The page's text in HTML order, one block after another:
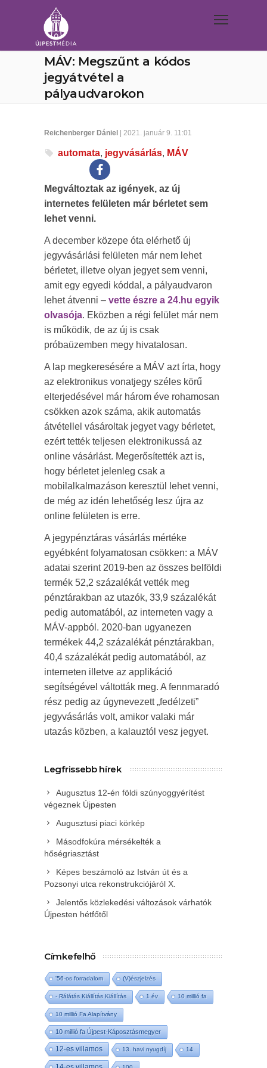
MÁV: Megszűnt a kódos
jegyátvétel a
pályaudvarokon
Reichenberger Dániel | 2021. január 9. 11:01
automata, jegyvásárlás, MÁV
Megváltoztak az igények, az új
internetes felületen már bérletet sem
lehet venni.
A december közepe óta elérhető új
jegyvásárlási felületen már nem lehet
bérletet, illetve olyan jegyet sem venni,
amit egy egyedi kóddal, a pályaudvaron
lehet átvenni – vette észre a 24.hu egyik
olvasója. Eközben a régi felület már nem
is működik, de az új is csak
próbaüzemben megy hivatalosan.
A lap megkeresésére a MÁV azt írta, hogy
az elektronikus vonatjegy széles körű
elterjedésével már három éve rohamosan
csökken azok száma, akik automatás
átvétellel vásároltak jegyet vagy bérletet,
ezért tették teljesen elektronikussá az
online vásárlást. Megerősítették azt is,
hogy bérletet jelenleg csak a
mobilalkalmazáson keresztül lehet venni,
de még az idén lehetőség lesz újra az
online felületen is erre.
A jegypénztáras vásárlás mértéke
egyébként folyamatosan csökken: a MÁV
adatai szerint 2019-ben az összes belföldi
termék 52,2 százalékát vették meg
pénztárakban az utazók, 33,9 százalékát
pedig automatából, az interneten vagy a
MÁV-appból. 2020-ban ugyanezen
termékek 44,2 százalékát pénztárakban,
40,4 százalékát pedig automatából, az
interneten illetve az applikáció
segítségével váltották meg. A fennmaradó
rész pedig az úgynevezett „fedélzeti”
jegyvásárlás volt, amikor valaki már
utazás közben, a kalauztól vesz jegyet.
Legfrissebb hírek
Augusztus 12-én földi szúnyoggyérítést
végeznek Újpesten
Augusztusi piaci körkép
Másodfokúra mérsékelték a
hőségriasztást
Képes beszámoló az István út és a
Pozsonyi utca rekonstrukciójáról X.
Jelentős közlekedési változások várhatók
Újpesten hétfőtől
Címkefelhő
'56-os forradalom (V)észjelzés
- Rálátás Kiállítás Kiállítás 1 év 10 millió fa
10 millió Fa Alapítvány
10 millió fa Újpest-Káposztásmegyer
12-es villamos 13. havi nyugdíj 14